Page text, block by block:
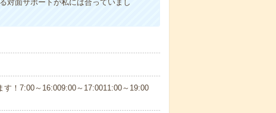
対面サポートが私には合っていまし
！7:00～16:009:00～17:0011:00～19:00